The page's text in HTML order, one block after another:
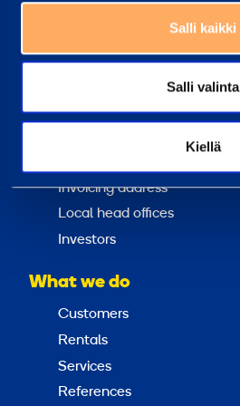
Salli kaikki
Salli valinta
Kiellä
Sustainability
Why choose us?
Invoicing address
Local head offices
Investors
What we do
Customers
Rentals
Services
References